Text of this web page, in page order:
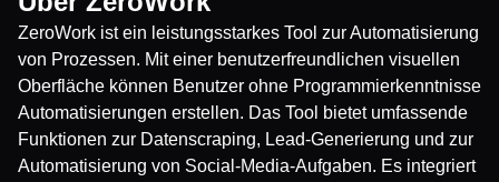
ZeroWork ist ein leistungsstarkes Tool zur Automatisierung
von Prozessen. Mit einer benutzerfreundlichen visuellen
Oberfläche können Benutzer ohne Programmierkenntnisse
Automatisierungen erstellen. Das Tool bietet umfassende
Funktionen zur Datenscraping, Lead-Generierung und zur
Automatisierung von Social-Media-Aufgaben. Es integriert